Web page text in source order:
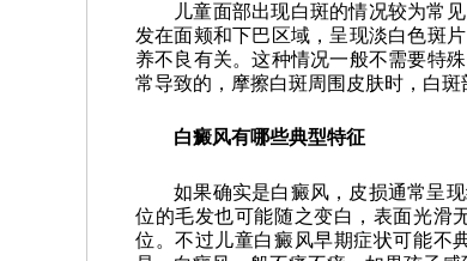
儿童面部出现白斑的情况较为常
发在面颊和下巴区域，呈现淡白色斑
养不良有关。这种情况一般不需要特
常导致的，摩擦白斑周围皮肤时，白
白癜风有哪些典型特征
如果确实是白癜风，皮损通常呈
位的毛发也可能随之变白，表面光滑
位。不过儿童白癜风早期症状可能不